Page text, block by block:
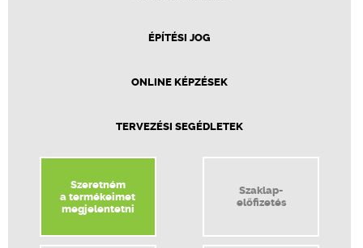
ÉPÍTÉSI JOG
ONLINE KÉPZÉSEK
TERVEZÉSI SEGÉDLETEK
Szeretném
a termékeimet
megjelentetni
Szaklap-
előfizetés